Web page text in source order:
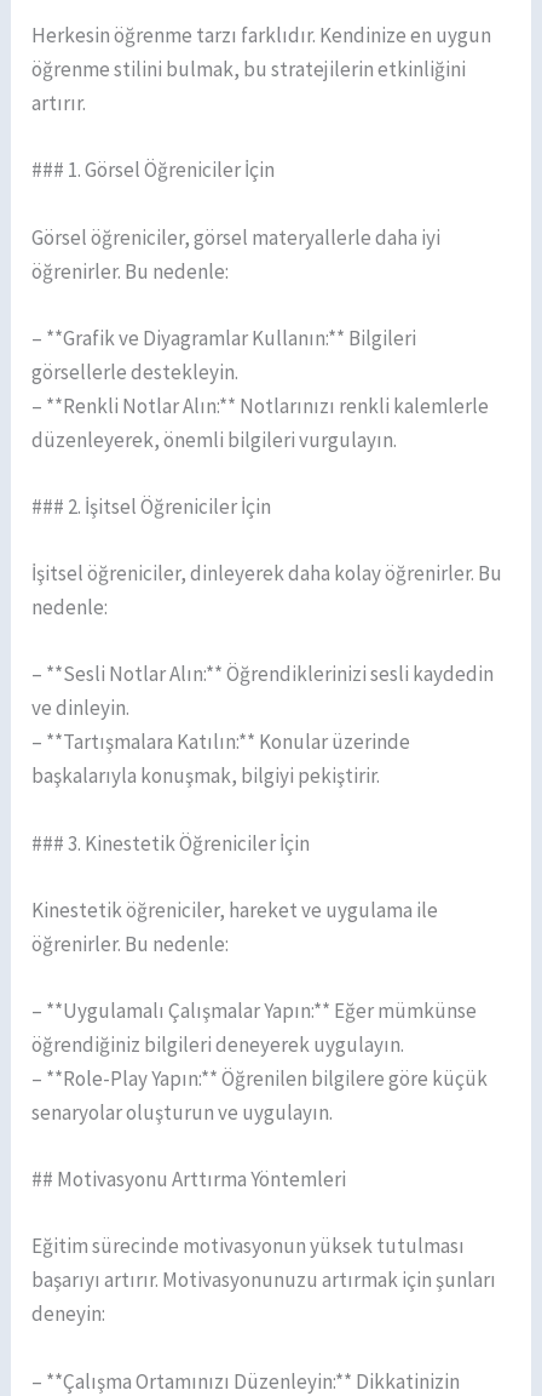
Herkesin öğrenme tarzı farklıdır. Kendinize en uygun
öğrenme stilini bulmak, bu stratejilerin etkinliğini
artırır.
### 1. Görsel Öğreniciler İçin
Görsel öğreniciler, görsel materyallerle daha iyi
öğrenirler. Bu nedenle:
– **Grafik ve Diyagramlar Kullanın:** Bilgileri
görsellerle destekleyin.
– **Renkli Notlar Alın:** Notlarınızı renkli kalemlerle
düzenleyerek, önemli bilgileri vurgulayın.
### 2. İşitsel Öğreniciler İçin
İşitsel öğreniciler, dinleyerek daha kolay öğrenirler. Bu
nedenle:
– **Sesli Notlar Alın:** Öğrendiklerinizi sesli kaydedin
ve dinleyin.
– **Tartışmalara Katılın:** Konular üzerinde
başkalarıyla konuşmak, bilgiyi pekiştirir.
### 3. Kinestetik Öğreniciler İçin
Kinestetik öğreniciler, hareket ve uygulama ile
öğrenirler. Bu nedenle:
– **Uygulamalı Çalışmalar Yapın:** Eğer mümkünse
öğrendiğiniz bilgileri deneyerek uygulayın.
– **Role-Play Yapın:** Öğrenilen bilgilere göre küçük
senaryolar oluşturun ve uygulayın.
## Motivasyonu Arttırma Yöntemleri
Eğitim sürecinde motivasyonun yüksek tutulması
başarıyı artırır. Motivasyonunuzu artırmak için şunları
deneyin:
– **Çalışma Ortamınızı Düzenleyin:** Dikkatinizin